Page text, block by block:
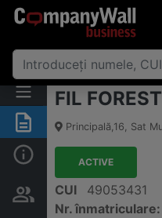
Rezumat
Persoane și structură
proprietate
FIL
Principală,16, Sat
ACTIVE
CUI
49053431
Nr. înmatriculare: